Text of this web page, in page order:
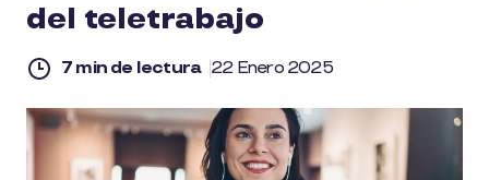
del teletrabajo
7 min de lectura 22 Enero 2025